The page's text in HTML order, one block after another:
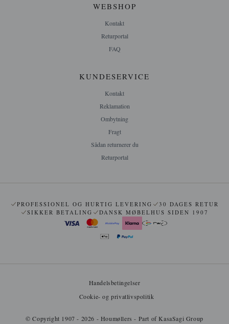
WEBSHOP
Kontakt
Returportal
FAQ
KUNDESERVICE
Kontakt
Reklamation
Ombytning
Fragt
Sådan returnerer du
Returportal
PROFESSIONEL OG HURTIG LEVERING
30 DAGES RETUR
SIKKER BETALING
DANSK MØBELHUS SIDEN 1907
Handelsbetingelser
Cookie- og privatlivspolitik
© Copyright 1907 - 2026 - Houmøllers - Part of KasaSagi Group